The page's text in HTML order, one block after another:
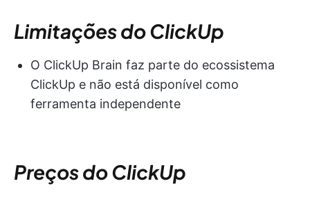
Limitações do ClickUp
O ClickUp Brain faz parte do ecossistema
ClickUp e não está disponível como
ferramenta independente
Preços do ClickUp